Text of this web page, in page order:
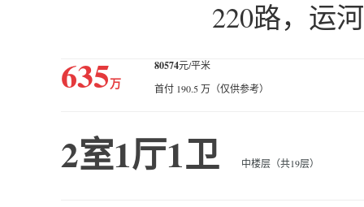
220路，运
635万
80574元/平米
首付 190.5 万（仅供参考）
2室1厅1卫 中楼层（共19层）